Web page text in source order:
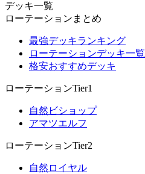
デッキ一覧
ローテーションまとめ
最強デッキランキング
ローテーションデッキ一覧
格安おすすめデッキ
ローテーションTier1
自然ビショップ
アマツエルフ
ローテーションTier2
自然ロイヤル